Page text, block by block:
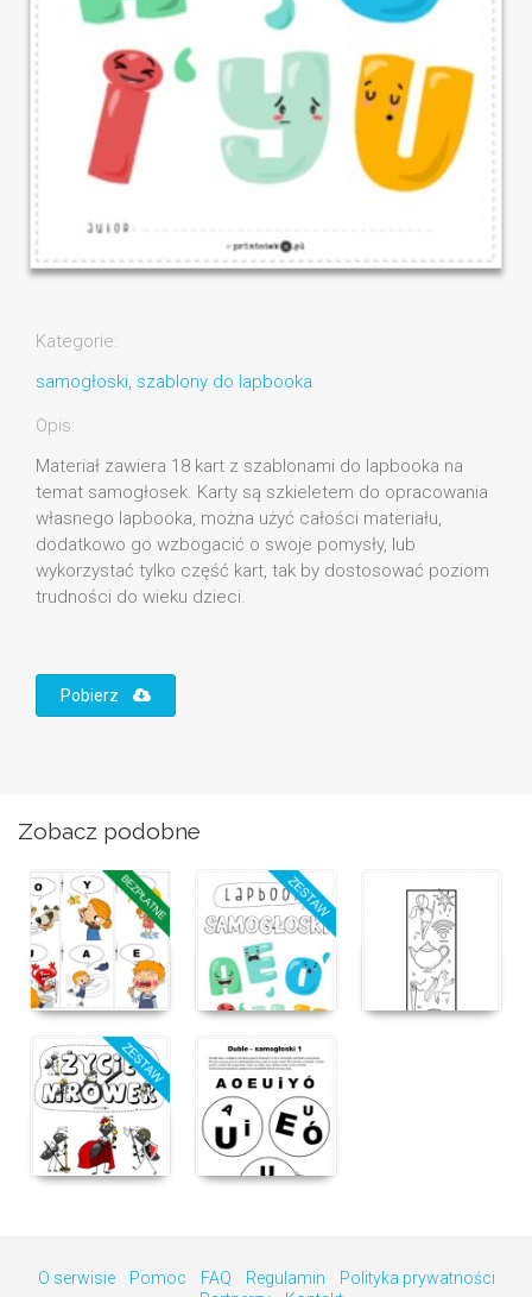
Kategorie:
samogłoski, szablony do lapbooka
Opis:
Materiał zawiera 18 kart z szablonami do lapbooka na
temat samogłosek. Karty są szkieletem do opracowania
własnego lapbooka, można użyć całości materiału,
dodatkowo go wzbogacić o swoje pomysły, lub
wykorzystać tylko część kart, tak by dostosować poziom
trudności do wieku dzieci.
Pobierz
Zobacz podobne
O serwisie Pomoc FAQ Regulamin
Polityka prywatności